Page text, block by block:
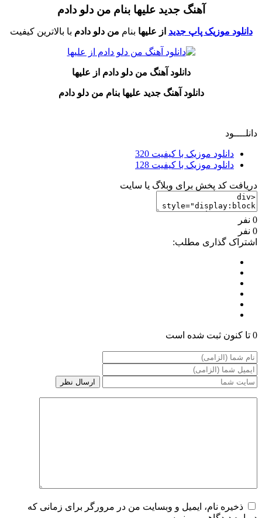
آهنگ جدید علیها بنام من دلو دادم
دانلود موزیک پاپ جدید از علیها بنام من دلو دادم با بالاترین کیفیت
دانلود آهنگ من دلو دادم از علیها
دانلود آهنگ جدید علیها بنام من دلو دادم
دانلــــود
دانلود موزیک با کیفیت 320
دانلود موزیک با کیفیت 128
دریافت کد پخش برای وبلاگ یا سایت
0 نفر
0 نفر
اشتراک گذاری مطلب:
0 تا کنون ثبت شده است
ذخیره نام، ایمیل و وبسایت من در مرورگر برای زمانی که